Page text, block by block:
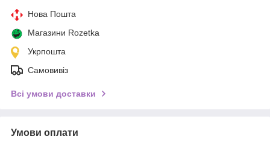
Нова Пошта
Магазини Rozetka
Укрпошта
Самовивіз
Всі умови доставки
Умови оплати